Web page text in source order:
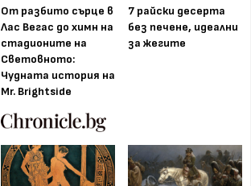
От разбито сърце в
Лас Вегас до химн на
стадионите на
Световното:
Чудната история на
Mr. Brightside
7 райски десерта
без печене, идеални
за жегите